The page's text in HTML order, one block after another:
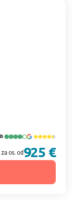
za os. od 925 €